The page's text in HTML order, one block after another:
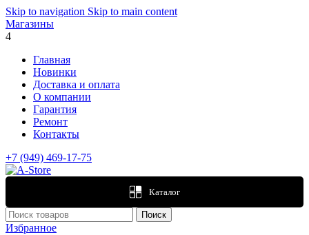
Skip to navigation Skip to main content
Магазины
4
Главная
Новинки
Доставка и оплата
О компании
Гарантия
Ремонт
Контакты
+7 (949) 469-17-75
Каталог
Поиск
Избранное